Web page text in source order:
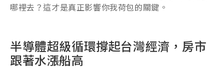
哪裡去？這才是真正影響你我荷包的關鍵。
半導體超級循環撐起台灣經濟，房市
跟著水漲船高